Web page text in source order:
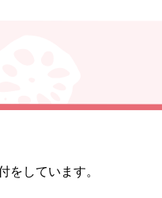
をしています。